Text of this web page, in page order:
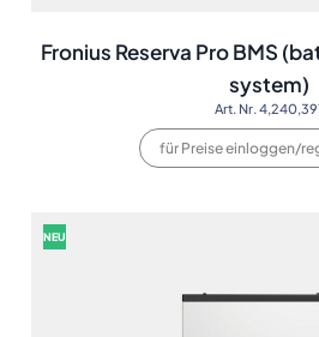
Fronius Reserva Pro BMS
system)
Art. Nr.
für Preise einloggen/
NEU